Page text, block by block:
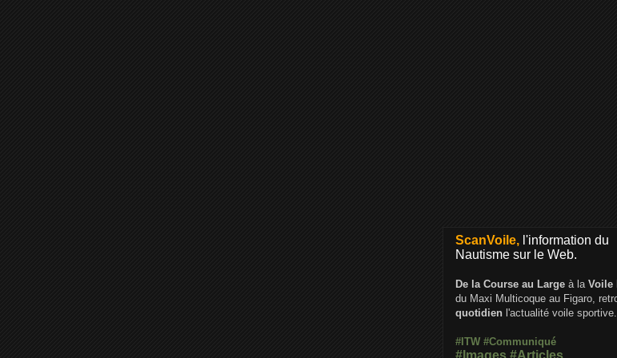
ScanVoile, l'information du
Nautisme sur le Web.
De la Course au Large à la Voile
du Maxi Multicoque au Figaro,
quotidien l'actualité voile sportive.
#ITW #Communiqué
#Images #Articles